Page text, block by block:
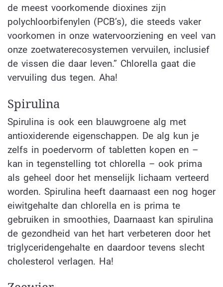
de meest voorkomende dioxines zijn
polychloorbifenylen (PCB’s), die steeds vaker
voorkomen in onze watervoorziening en veel van
onze zoetwaterecosystemen vervuilen, inclusief
de vissen die daar leven.” Chlorella gaat die
vervuiling dus tegen. Aha!
Spirulina
Spirulina is ook een blauwgroene alg met
antioxiderende eigenschappen. De alg kun je
zelfs in poedervorm of tabletten kopen en –
kan in tegenstelling tot chlorella – ook prima
als geheel door het menselijk lichaam verteerd
worden. Spirulina heeft daarnaast een nog hoger
eiwitgehalte dan chlorella en is prima te
gebruiken in smoothies, Daarnaast kan spirulina
de gezondheid van het hart verbeteren door het
triglyceridengehalte en daardoor tevens slecht
cholesterol verlagen. Ha!